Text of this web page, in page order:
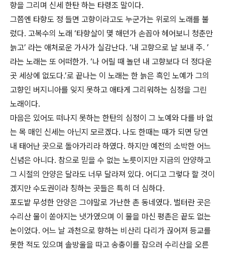
향을 그리며 신세 한탄 하는 타령조 말이다.
그쯤엔 타향도 정 들면 고향이라고도 누군가는 위로의 노래를 불
렀다. 고복수의 노래 ‘타향살이 몇 해던가 손꼽아 헤어보니 청춘만
늙고’ 라는 애처로운 가사가 실감난다. ‘내 고향으로 날 보내 주. ’
라는 노래는 또 어떠한가. ‘나 어릴 때 놀던 내 고향보다 더 정다운
곳 세상에 없도다.’로 끝나는 이 노래는 한 늙은 흑인 노예가 그의
고향인 버지니아를 잊지 못하고 애타게 그리워하는 심정을 그린
노래이다.
마음은 있어도 떠나지 못하는 한탄의 심정이 그 노예와 다를 바 없
는 목 매인 신세는 아닌지 모르겠다. 나도 한때는 때가 되면 당연
내 태어난 곳으로 돌아가리라 하였다. 하지만 예전의 소박한 어느
신념은 아니다. 참으로 믿을 수 없는 노릇이지만 지금의 안양하고
그 시절의 안양은 달라도 너무 달라져 있다. 어디고 그렇다 할 것이
겠지만 수도권이라 칭하는 곳들은 특히 더 심하다.
포도밭 무성한 안양은 그야말로 가난한 촌 동네였다. 벌터란 곳은
수리산 물이 쏟아지는 냇가였으며 이 물을 마신 평촌은 끝도 없는
논이었다. 어느 날 과천으로 향하는 비산리 다리가 끊어져 등교를
못한 적도 있으며 솔방울을 따고 송충이를 잡으러 수리산을 오른